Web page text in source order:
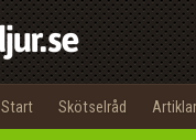
Start Skötselråd Artiklar